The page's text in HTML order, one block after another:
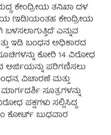
ಕೇಂದ್ರೀಯ ತನಿಖಾ ದಳ
(ಇಡಿ)ಯಂತಹ ಕೇಂದ್ರೀಯ
ಬಳಸಲಾಗುತ್ತಿದೆ’ ಎನ್ನುವ
ಇಡಿ ಬಂಧನ ಅಧಿಕಾರದ
ಕೋರಿ 14 ವಿರೋಧ
ಅರ್ಜಿಯನ್ನು ಪರಿಗಣಿಸಲು
ವಿಚಾರಣೆ ಮತ್ತು
ಸೂತ್ರಗಳನ್ನು
ಪಕ್ಷಗಳು ಸಲ್ಲಿಸಿದ್ದ
ಕೋರ್ಟ್ ಬುಧವಾರ